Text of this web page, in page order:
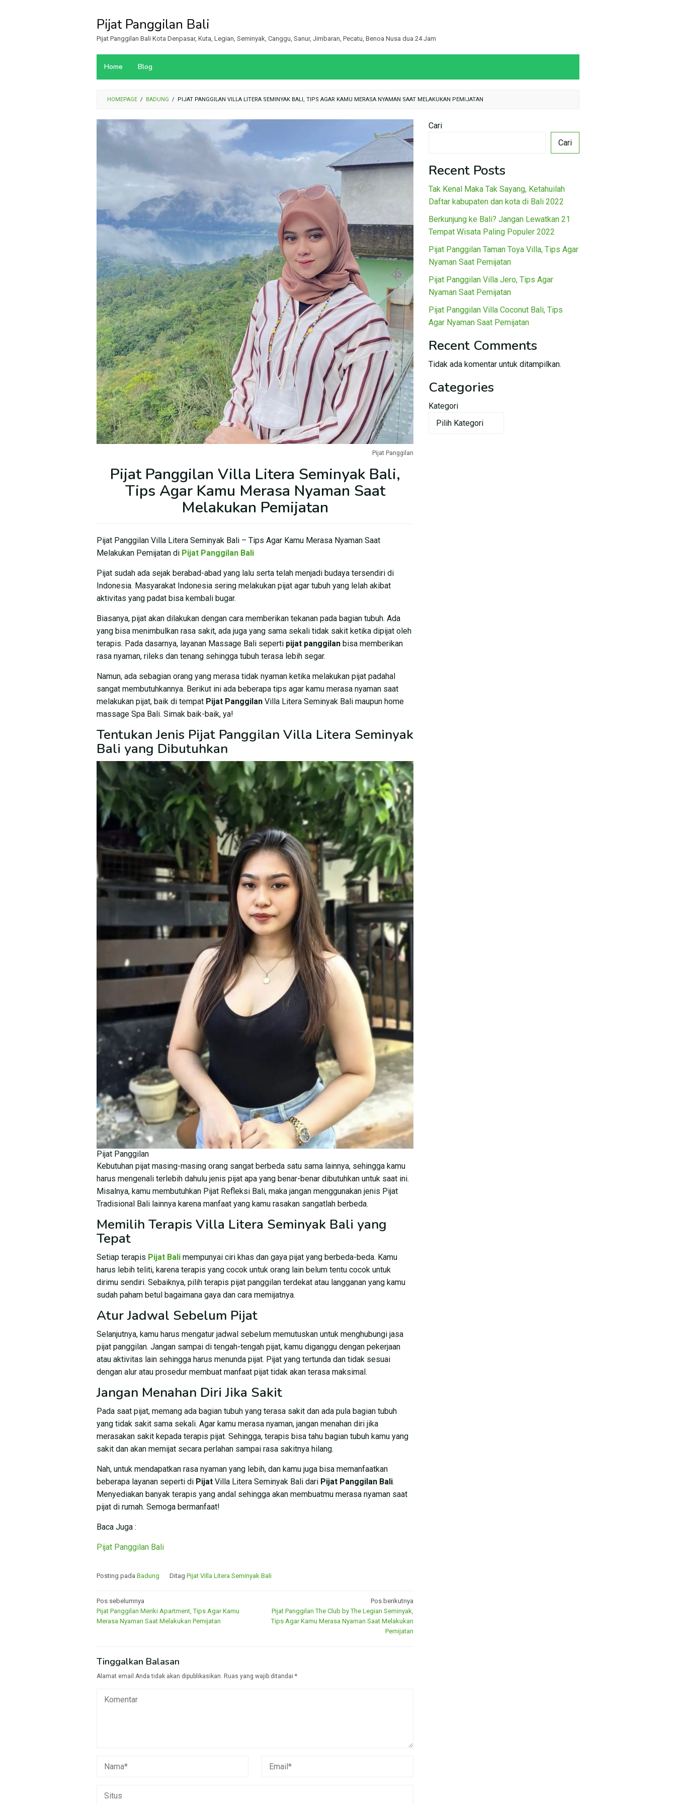
Pijat Panggilan Bali
Pijat Panggilan Bali Kota Denpasar, Kuta, Legian, Seminyak, Canggu, Sanur, Jimbaran, Pecatu, Benoa Nusa dua 24 Jam
Home Blog
HOMEPAGE / BADUNG / PIJAT PANGGILAN VILLA LITERA SEMINYAK BALI, TIPS AGAR KAMU MERASA NYAMAN SAAT MELAKUKAN PEMIJATAN
Pijat Panggilan
Pijat Panggilan Villa Litera Seminyak Bali,
Tips Agar Kamu Merasa Nyaman Saat
Melakukan Pemijatan
Pijat Panggilan Villa Litera Seminyak Bali – Tips Agar Kamu Merasa Nyaman Saat
Melakukan Pemijatan di Pijat Panggilan Bali
Pijat sudah ada sejak berabad-abad yang lalu serta telah menjadi budaya tersendiri di
Indonesia. Masyarakat Indonesia sering melakukan pijat agar tubuh yang lelah akibat
aktivitas yang padat bisa kembali bugar.
Biasanya, pijat akan dilakukan dengan cara memberikan tekanan pada bagian tubuh. Ada
yang bisa menimbulkan rasa sakit, ada juga yang sama sekali tidak sakit ketika dipijat oleh
terapis. Pada dasarnya, layanan Massage Bali seperti pijat panggilan bisa memberikan
rasa nyaman, rileks dan tenang sehingga tubuh terasa lebih segar.
Namun, ada sebagian orang yang merasa tidak nyaman ketika melakukan pijat padahal
sangat membutuhkannya. Berikut ini ada beberapa tips agar kamu merasa nyaman saat
melakukan pijat, baik di tempat Pijat Panggilan Villa Litera Seminyak Bali maupun home
massage Spa Bali. Simak baik-baik, ya!
Tentukan Jenis Pijat Panggilan Villa Litera Seminyak
Bali yang Dibutuhkan
Pijat Panggilan
Kebutuhan pijat masing-masing orang sangat berbeda satu sama lainnya, sehingga kamu
harus mengenali terlebih dahulu jenis pijat apa yang benar-benar dibutuhkan untuk saat ini.
Misalnya, kamu membutuhkan Pijat Refleksi Bali, maka jangan menggunakan jenis Pijat
Tradisional Bali lainnya karena manfaat yang kamu rasakan sangatlah berbeda.
Memilih Terapis Villa Litera Seminyak Bali yang
Tepat
Setiap terapis Pijat Bali mempunyai ciri khas dan gaya pijat yang berbeda-beda. Kamu
harus lebih teliti, karena terapis yang cocok untuk orang lain belum tentu cocok untuk
dirimu sendiri. Sebaiknya, pilih terapis pijat panggilan terdekat atau langganan yang kamu
sudah paham betul bagaimana gaya dan cara memijatnya.
Atur Jadwal Sebelum Pijat
Selanjutnya, kamu harus mengatur jadwal sebelum memutuskan untuk menghubungi jasa
pijat panggilan. Jangan sampai di tengah-tengah pijat, kamu diganggu dengan pekerjaan
atau aktivitas lain sehingga harus menunda pijat. Pijat yang tertunda dan tidak sesuai
dengan alur atau prosedur membuat manfaat pijat tidak akan terasa maksimal.
Jangan Menahan Diri Jika Sakit
Pada saat pijat, memang ada bagian tubuh yang terasa sakit dan ada pula bagian tubuh
yang tidak sakit sama sekali. Agar kamu merasa nyaman, jangan menahan diri jika
merasakan sakit kepada terapis pijat. Sehingga, terapis bisa tahu bagian tubuh kamu yang
sakit dan akan memijat secara perlahan sampai rasa sakitnya hilang.
Nah, untuk mendapatkan rasa nyaman yang lebih, dan kamu juga bisa memanfaatkan
beberapa layanan seperti di Pijat Villa Litera Seminyak Bali dari Pijat Panggilan Bali.
Menyediakan banyak terapis yang andal sehingga akan membuatmu merasa nyaman saat
pijat di rumah. Semoga bermanfaat!
Baca Juga :
Pijat Panggilan Bali
Posting pada Badung Ditag Pijat Villa Litera Seminyak Bali
Navigasi
pos
Pos sebelumnya
Pijat Panggilan Meriki Apartment, Tips Agar Kamu
Merasa Nyaman Saat Melakukan Pemijatan
Pos berikutnya
Pijat Panggilan The Club by The Legian Seminyak,
Tips Agar Kamu Merasa Nyaman Saat Melakukan
Pemijatan
Tinggalkan Balasan
Alamat email Anda tidak akan dipublikasikan. Ruas yang wajib ditandai *
Cari
Cari
Recent Posts
Tak Kenal Maka Tak Sayang, Ketahuilah
Daftar kabupaten dan kota di Bali 2022
Berkunjung ke Bali? Jangan Lewatkan 21
Tempat Wisata Paling Populer 2022
Pijat Panggilan Taman Toya Villa, Tips Agar
Nyaman Saat Pemijatan
Pijat Panggilan Villa Jero, Tips Agar
Nyaman Saat Pemijatan
Pijat Panggilan Villa Coconut Bali, Tips
Agar Nyaman Saat Pemijatan
Recent Comments
Tidak ada komentar untuk ditampilkan.
Categories
Kategori